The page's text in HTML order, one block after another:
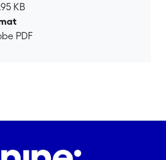
KB
PDF